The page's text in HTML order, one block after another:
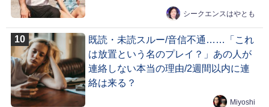
シークエンスはやとも
既読・未読スルー/音信不通……「これ
は放置という名のプレイ？」あの人が
連絡しない本当の理由/2週間以内に連
絡は来る？
Miyoshi